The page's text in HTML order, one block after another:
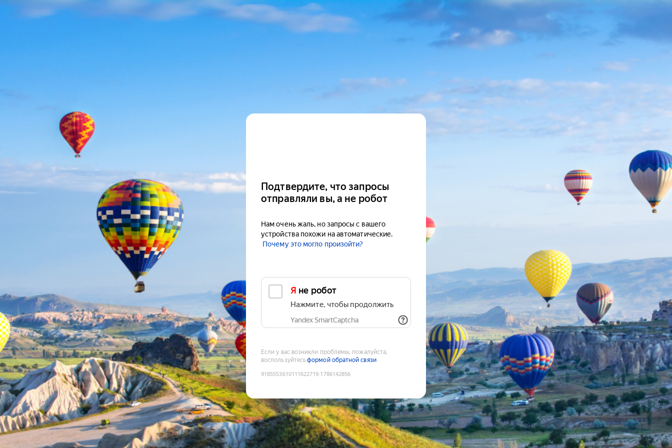
Подтвердите, что запросы
отправляли вы, а не робот
Нам очень жаль, но запросы с вашего
устройства похожи на автоматические.
Почему это могло произойти?
Я не робот
Нажмите, чтобы продолжить
Yandex SmartCaptcha
Если у вас возникли проблемы, пожалуйста,
воспользуйтесьформой обратной связи
9185553610111622719:1786142856